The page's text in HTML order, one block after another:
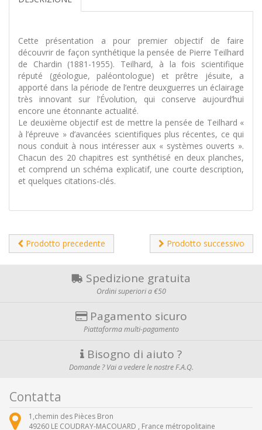
Cette présentation a pour premier objectif de faire
découvrir de façon synthétique la pensée de Pierre Teilhard
de Chardin (1881-1955). Teilhard, à la fois scientifique
réputé (géologue, paléontologue) et prêtre jésuite, a
apporté dans la période de l’entre deuxguerres un éclairage
très innovant sur l’Évolution, qui conserve aujourd’hui
encore une étonnante actualité.
Le deuxième objectif est de mettre la pensée de Teilhard «
à l’épreuve » d’avancées scientifiques plus récentes, ce qui
nous conduit à nous intéresser aux « systèmes ouverts ».
Chacun des 20 chapitres est synthétisé en deux planches,
et comprend un schéma explicatif, une courte description,
et quelques citations-clés.
Prodotto precedente Prodotto successivo
Spedizione gratuita
Ordini superiori a €50
Pagamento sicuro
Piattaforma multi-pagamento
Bisogno di aiuto ?
Domande ? Vai a vedere le nostre F.A.Q.
Contatta
1,chemin des Pièces Bron
49260 LE COUDRAY-MACOUARD , France métropolitaine